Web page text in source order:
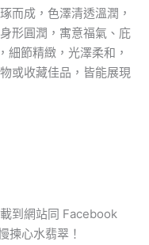
而成，色澤清透溫潤，
形圓潤，寓意福氣、庇
細節精緻，光澤柔和，
或收藏佳品，皆能展現
到網站同 Facebook
揀心水翡翠！